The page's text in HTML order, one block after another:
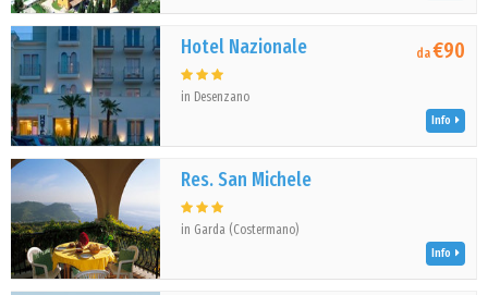
Hotel Nazionale
in Desenzano
da€90
Info
Res. San Michele
in Garda (Costermano)
Info